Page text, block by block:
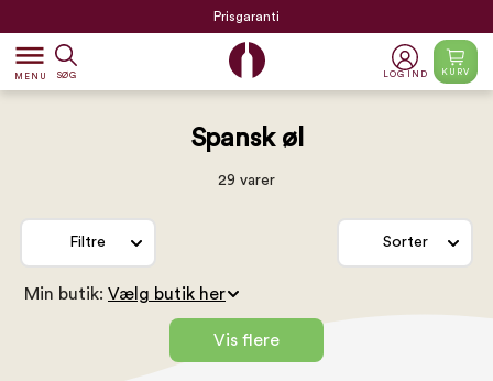
Prisgaranti
dehaze
MENU SØG LOG IND KURV
Spansk øl
29 varer
Filtre Sorter
Min butik:
Vis flere